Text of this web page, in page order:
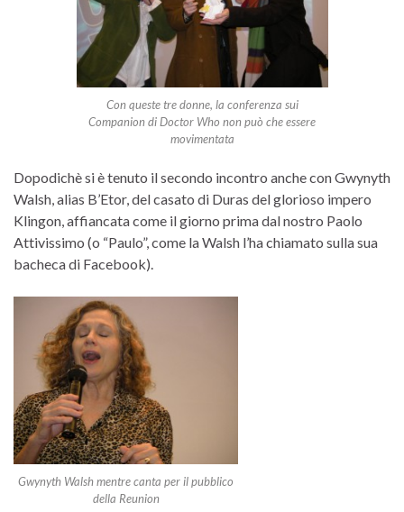
Con queste tre donne, la conferenza sui
Companion di Doctor Who non può che essere
movimentata
Dopodichè si è tenuto il secondo incontro anche con Gwynyth
Walsh, alias B’Etor, del casato di Duras del glorioso impero
Klingon, affiancata come il giorno prima dal nostro Paolo
Attivissimo (o “Paulo”, come la Walsh l’ha chiamato sulla sua
bacheca di Facebook).
Gwynyth Walsh mentre canta per il pubblico
della Reunion